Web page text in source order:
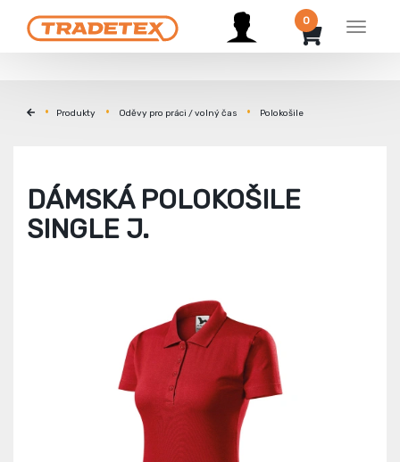
Menu
0
Produkty Oděvy pro práci / volný čas Polokošile
DÁMSKÁ POLOKOŠILE
SINGLE J.